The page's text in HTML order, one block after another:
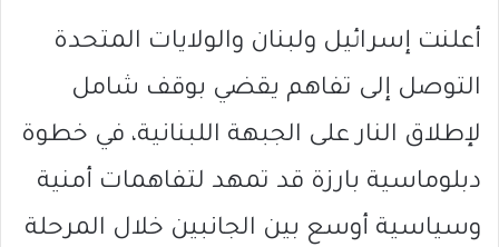
أعلنت إسرائيل ولبنان والولايات المتحدة
التوصل إلى تفاهم يقضي بوقف شامل
لإطلاق النار على الجبهة اللبنانية، في خطوة
دبلوماسية بارزة قد تمهد لتفاهمات أمنية
وسياسية أوسع بين الجانبين خلال المرحلة